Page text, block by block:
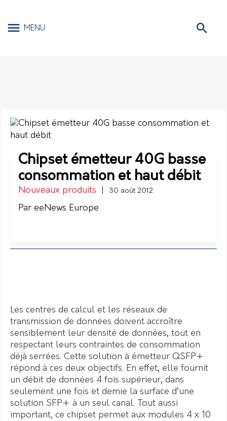
MENU
Chipset émetteur 40G basse
consommation et haut débit
Nouveaux produits 30 août 2012
Par eeNews Europe
Les centres de calcul et les réseaux de
transmission de données doivent accroître
sensiblement leur densité de données, tout en
respectant leurs contraintes de consommation
déjà serrées. Cette solution à émetteur QSFP+
répond à ces deux objectifs. En effet, elle fournit
un débit de données 4 fois supérieur, dans
seulement une fois et demie la surface d’une
solution SFP+ à un seul canal. Tout aussi
important, ce chipset permet aux modules 4 x 10